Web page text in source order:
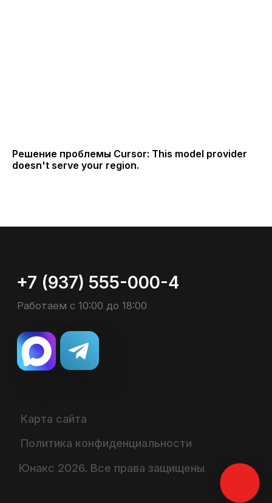
Решение проблемы Cursor: This model provider
doesn't serve your region.